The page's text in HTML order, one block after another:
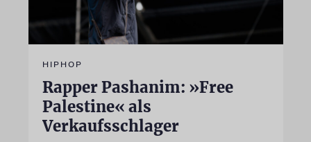
HIPHOP
Rapper Pashanim: »Free
Palestine« als
Verkaufsschlager